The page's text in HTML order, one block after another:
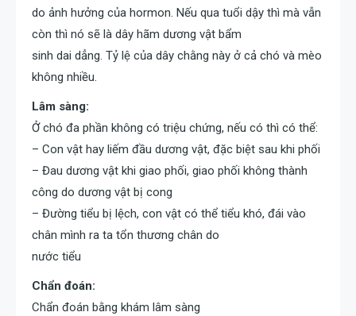
do ảnh hưởng của hormon. Nếu qua tuổi dậy thì mà vẫn
còn thì nó sẽ là dây hãm dương vật bẩm
sinh dai dẳng. Tỷ lệ của dây chằng này ở cả chó và mèo
không nhiều.
Lâm sàng:
Ở chó đa phần không có triệu chứng, nếu có thì có thể:
– Con vật hay liếm đầu dương vật, đặc biệt sau khi phối
– Đau dương vật khi giao phối, giao phối không thành
công do dương vật bị cong
– Đường tiểu bị lệch, con vật có thể tiểu khó, đái vào
chân mình ra ta tổn thương chân do
nước tiểu
Chẩn đoán:
Chẩn đoán bằng khám lâm sàng